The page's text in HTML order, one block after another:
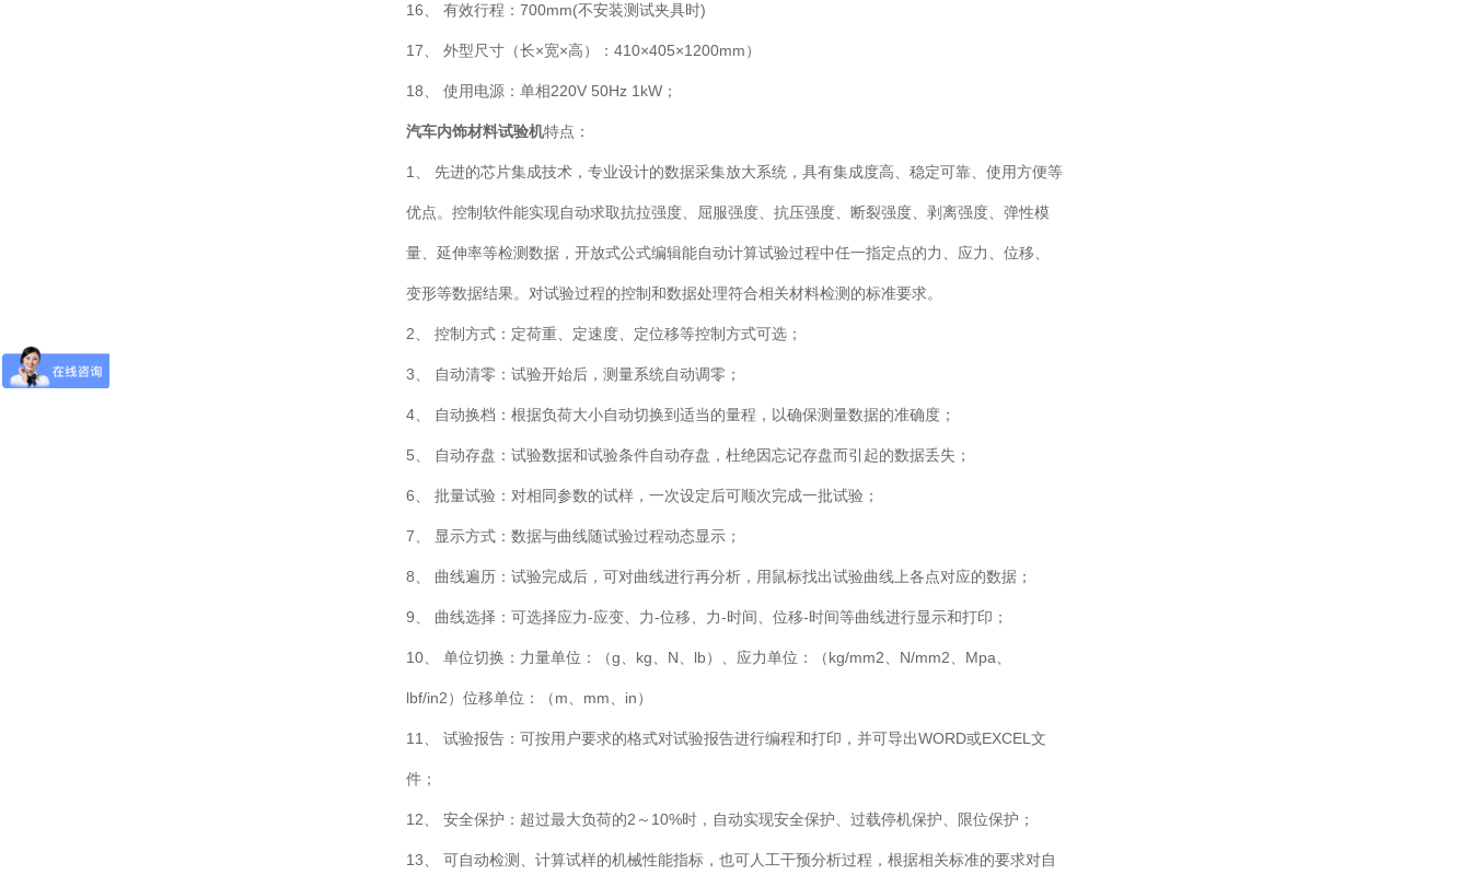
16、 有效行程：700mm(不安装测试夹具时)
17、 外型尺寸（长×宽×高）：410×405×1200mm）
18、 使用电源：单相220V 50Hz 1kW；
汽车内饰材料试验机特点：
1、 先进的芯片集成技术，专业设计的数据采集放大系统，具有集成度高、稳定可靠、使用方便等
优点。控制软件能实现自动求取抗拉强度、屈服强度、抗压强度、断裂强度、剥离强度、弹性模
量、延伸率等检测数据，开放式公式编辑能自动计算试验过程中任一指定点的力、应力、位移、
变形等数据结果。对试验过程的控制和数据处理符合相关材料检测的标准要求。
2、 控制方式：定荷重、定速度、定位移等控制方式可选；
3、 自动清零：试验开始后，测量系统自动调零；
4、 自动换档：根据负荷大小自动切换到适当的量程，以确保测量数据的准确度；
5、 自动存盘：试验数据和试验条件自动存盘，杜绝因忘记存盘而引起的数据丢失；
6、 批量试验：对相同参数的试样，一次设定后可顺次完成一批试验；
7、 显示方式：数据与曲线随试验过程动态显示；
8、 曲线遍历：试验完成后，可对曲线进行再分析，用鼠标找出试验曲线上各点对应的数据；
9、 曲线选择：可选择应力-应变、力-位移、力-时间、位移-时间等曲线进行显示和打印；
10、 单位切换：力量单位：（g、kg、N、lb）、应力单位：（kg/mm2、N/mm2、Mpa、
lbf/in2）位移单位：（m、mm、in）
11、 试验报告：可按用户要求的格式对试验报告进行编程和打印，并可导出WORD或EXCEL文
件；
12、 安全保护：超过最大负荷的2～10%时，自动实现安全保护、过载停机保护、限位保护；
13、 可自动检测、计算试样的机械性能指标，也可人工干预分析过程，根据相关标准的要求对自